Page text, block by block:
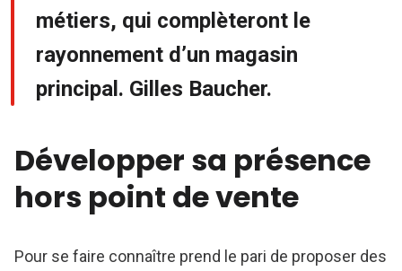
métiers, qui complèteront le
rayonnement d’un magasin
principal. Gilles Baucher.
Développer sa présence
hors point de vente
Pour se faire connaître prend le pari de proposer des